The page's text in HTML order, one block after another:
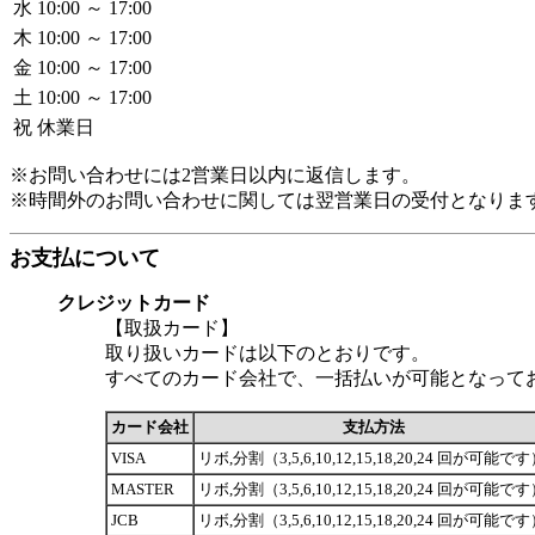
水 10:00 ～ 17:00
木 10:00 ～ 17:00
金 10:00 ～ 17:00
土 10:00 ～ 17:00
祝 休業日
※お問い合わせには2営業日以内に返信します。
※時間外のお問い合わせに関しては翌営業日の受付となりま
お支払について
クレジットカード
【取扱カード】
取り扱いカードは以下のとおりです。
すべてのカード会社で、一括払いが可能となって
カード会社
支払方法
VISA
リボ,分割（3,5,6,10,12,15,18,20,24 回が可能です
MASTER
リボ,分割（3,5,6,10,12,15,18,20,24 回が可能です
JCB
リボ,分割（3,5,6,10,12,15,18,20,24 回が可能です